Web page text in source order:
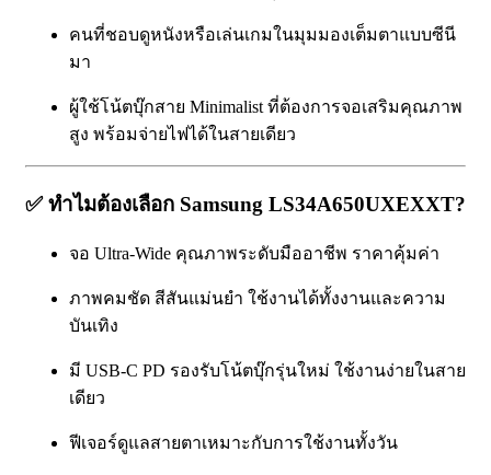
คนที่ชอบดูหนังหรือเล่นเกมในมุมมองเต็มตาแบบซีนี
มา
ผู้ใช้โน้ตบุ๊กสาย Minimalist ที่ต้องการจอเสริมคุณภาพ
สูง พร้อมจ่ายไฟได้ในสายเดียว
✅ทำไมต้องเลือก Samsung LS34A650UXEXXT?
จอ Ultra-Wide คุณภาพระดับมืออาชีพ ราคาคุ้มค่า
ภาพคมชัด สีสันแม่นยำ ใช้งานได้ทั้งงานและความ
บันเทิง
มี USB-C PD รองรับโน้ตบุ๊กรุ่นใหม่ ใช้งานง่ายในสาย
เดียว
ฟีเจอร์ดูแลสายตาเหมาะกับการใช้งานทั้งวัน